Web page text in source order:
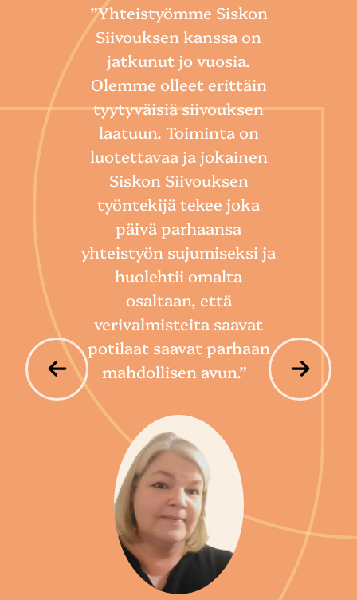
”Yhteistyömme Siskon
Siivouksen kanssa on
jatkunut jo vuosia.
Olemme olleet erittäin
tyytyväisiä siivouksen
laatuun. Toiminta on
luotettavaa ja jokainen
Siskon Siivouksen
työntekijä tekee joka
päivä parhaansa
yhteistyön sujumiseksi ja
huolehtii omalta
osaltaan, että
verivalmisteita saavat
potilaat saavat parhaan
mahdollisen avun.”